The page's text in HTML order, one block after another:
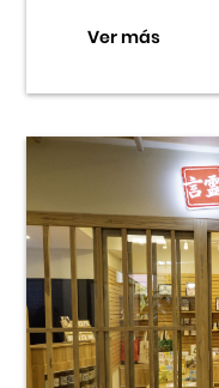
Ver más